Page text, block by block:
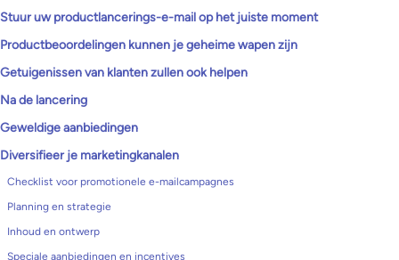
Stuur uw productlancerings-e-mail op het juiste moment
Productbeoordelingen kunnen je geheime wapen zijn
Getuigenissen van klanten zullen ook helpen
Na de lancering
Geweldige aanbiedingen
Diversifieer je marketingkanalen
Checklist voor promotionele e-mailcampagnes
Planning en strategie
Inhoud en ontwerp
Speciale aanbiedingen en incentives